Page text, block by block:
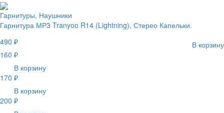
Гарнитуры, Наушники
Гарнитура МР3 Tranyoo R14 (Lightning), Стерео Капельки.
490 ₽
В корзину
160 ₽
В корзину
170 ₽
В корзину
200 ₽